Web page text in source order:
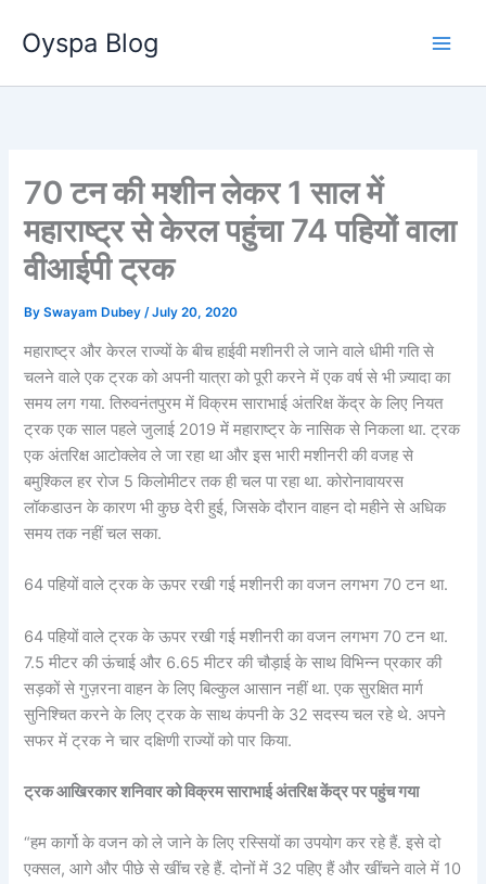
content
Oyspa Blog
70 टन की मशीन लेकर 1 साल में
महाराष्ट्र से केरल पहुंचा 74 पहियों वाला
वीआईपी ट्रक
BySwayam Dubey/July 20, 2020
महाराष्ट्र और केरल राज्यों के बीच हाईवी मशीनरी ले जाने वाले धीमी गति से
चलने वाले एक ट्रक को अपनी यात्रा को पूरी करने में एक वर्ष से भी ज़्यादा का
समय लग गया. तिरुवनंतपुरम में विक्रम साराभाई अंतरिक्ष केंद्र के लिए नियत
ट्रक एक साल पहले जुलाई 2019 में महाराष्ट्र के नासिक से निकला था. ट्रक
एक अंतरिक्ष आटोक्लेव ले जा रहा था और इस भारी मशीनरी की वजह से
बमुश्किल हर रोज 5 किलोमीटर तक ही चल पा रहा था. कोरोनावायरस
लॉकडाउन के कारण भी कुछ देरी हुई, जिसके दौरान वाहन दो महीने से अधिक
समय तक नहीं चल सका.
64 पहियों वाले ट्रक के ऊपर रखी गई मशीनरी का वजन लगभग 70 टन था.
64 पहियों वाले ट्रक के ऊपर रखी गई मशीनरी का वजन लगभग 70 टन था.
7.5 मीटर की ऊंचाई और 6.65 मीटर की चौड़ाई के साथ विभिन्न प्रकार की
सड़कों से गुज़रना वाहन के लिए बिल्कुल आसान नहीं था. एक सुरक्षित मार्ग
सुनिश्चित करने के लिए ट्रक के साथ कंपनी के 32 सदस्य चल रहे थे. अपने
सफर में ट्रक ने चार दक्षिणी राज्यों को पार किया.
ट्रक आखिरकार शनिवार को विक्रम साराभाई अंतरिक्ष केंद्र पर पहुंच गया
“हम कार्गो के वजन को ले जाने के लिए रस्सियों का उपयोग कर रहे हैं. इसे दो
एक्सल, आगे और पीछे से खींच रहे हैं. दोनों में 32 पहिए हैं और खींचने वाले में 10